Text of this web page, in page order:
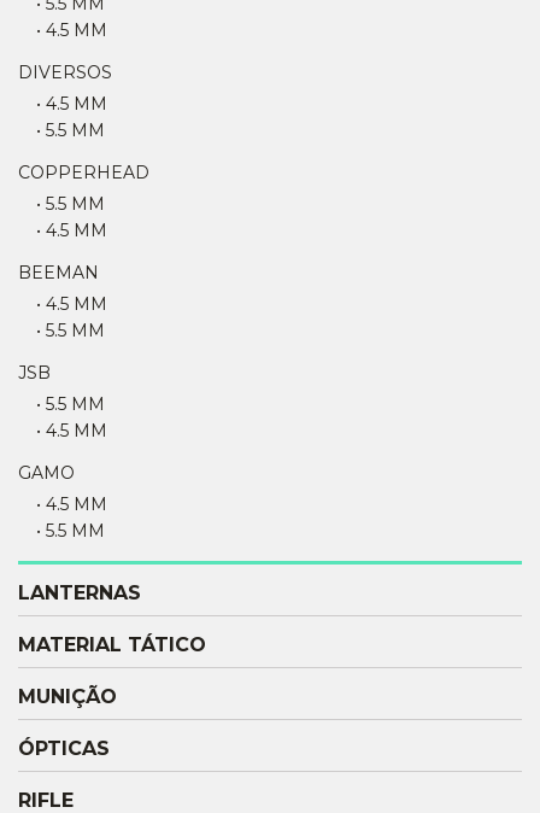
• 4.5 MM
DIVERSOS
• 4.5 MM
• 5.5 MM
COPPERHEAD
• 5.5 MM
• 4.5 MM
BEEMAN
• 4.5 MM
• 5.5 MM
JSB
• 5.5 MM
• 4.5 MM
GAMO
• 4.5 MM
• 5.5 MM
LANTERNAS
MATERIAL TÁTICO
MUNIÇÃO
ÓPTICAS
RIFLE